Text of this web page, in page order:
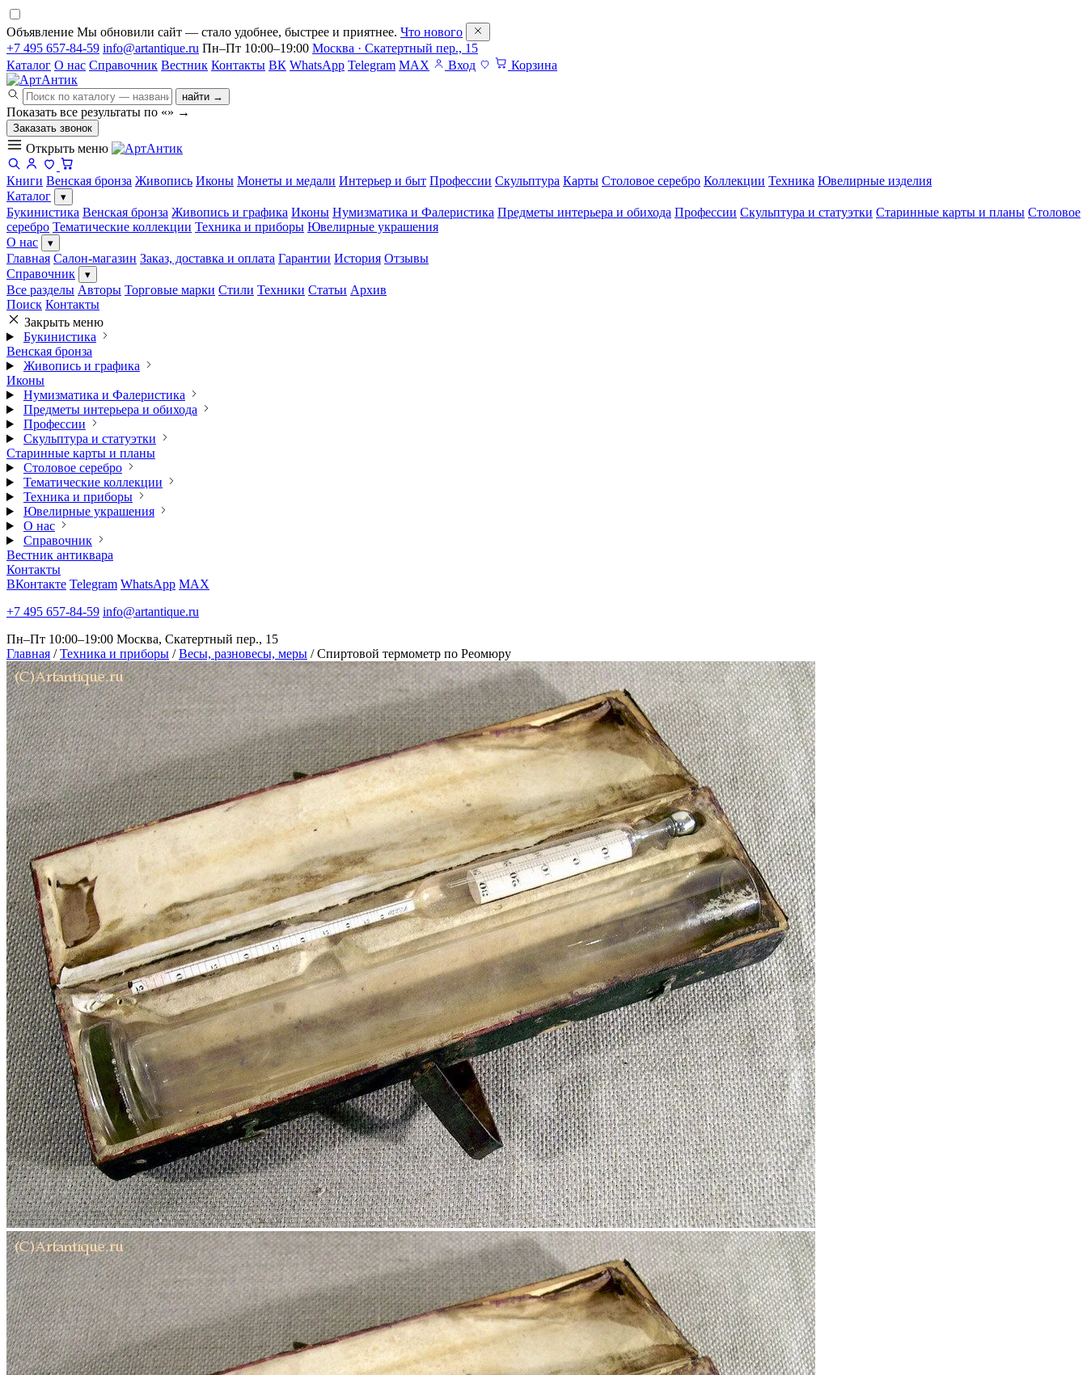
Объявление Мы обновили сайт — стало удобнее, быстрее и приятнее. Что нового
+7 495 657-84-59 info@artantique.ru Пн–Пт 10:00–19:00 Москва · Скатертный пер., 15
Каталог О нас Справочник Вестник Контакты ВК WhatsApp Telegram MAX Вход Корзина
найти →
Показать все результаты по «» →
Заказать звонок
Открыть меню
Книги Венская бронза Живопись Иконы Монеты и медали Интерьер и быт Профессии Скульптура Карты Столовое серебро Коллекции Техника Ювелирные изделия
Каталог
▾
Букинистика Венская бронза Живопись и графика Иконы Нумизматика и Фалеристика Предметы интерьера и обихода Профессии Скульптура и статуэтки Старинные карты и планы Столовое
серебро Тематические коллекции Техника и приборы Ювелирные украшения
О нас
▾
Главная Салон-магазин Заказ, доставка и оплата Гарантии История Отзывы
Справочник
▾
Все разделы Авторы Торговые марки Стили Техники Статьи Архив
Поиск Контакты
Закрыть меню
Букинистика
Венская бронза
Живопись и графика
Иконы
Нумизматика и Фалеристика
Предметы интерьера и обихода
Профессии
Скульптура и статуэтки
Старинные карты и планы
Столовое серебро
Тематические коллекции
Техника и приборы
Ювелирные украшения
О нас
Справочник
Вестник антиквара
Контакты
ВКонтакте Telegram WhatsApp MAX
+7 495 657-84-59 info@artantique.ru
Пн–Пт 10:00–19:00 Москва, Скатертный пер., 15
Главная / Техника и приборы / Весы, разновесы, меры / Спиртовой термометр по Реомюру